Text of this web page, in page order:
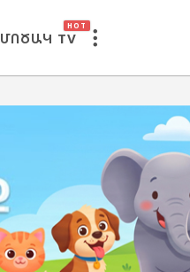
ՄՈԾԱԿ TV
HOT